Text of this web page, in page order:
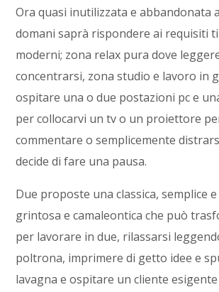
Ora quasi inutilizzata e abbandonata
domani saprà rispondere ai requisiti
moderni; zona relax pura dove
concentrarsi, zona studio e lavoro in
ospitare una o due postazioni pc e
per collocarvi un tv o un proiettore
commentare o semplicemente
decide di fare una pausa.
Due proposte una classica, semplice
grintosa e camaleontica che può
per lavorare in due, rilassarsi
poltrona, imprimere di getto idee e
lavagna e ospitare un cliente esigente